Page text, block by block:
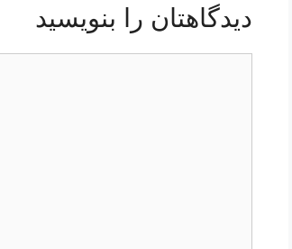
دیدگاهتان را بنویسید